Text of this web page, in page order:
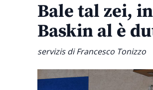
Bale tal zei,
Baskin al è
servizis di Francesco Tonizzo